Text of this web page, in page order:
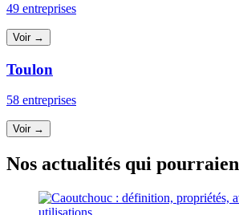
49 entreprises
Voir →
Toulon
58 entreprises
Voir →
Nos actualités qui